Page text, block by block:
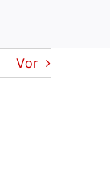
Vor